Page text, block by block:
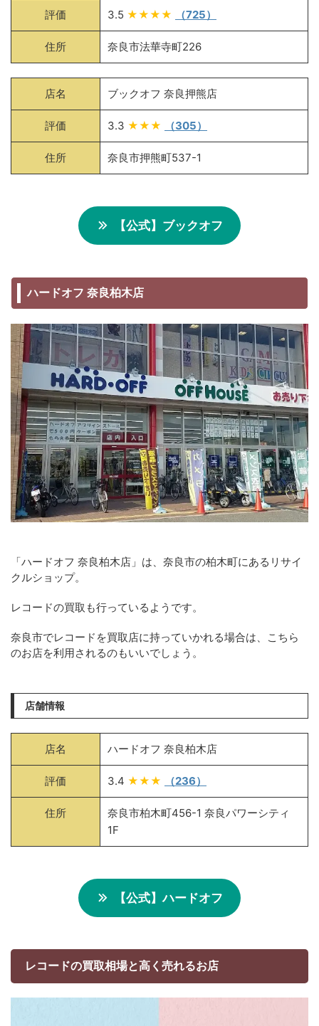
評価 3.5 ★★★★ （725）
住所 奈良市法華寺町226
店名 ブックオフ 奈良押熊店
評価 3.3 ★★★ （305）
住所 奈良市押熊町537-1
【公式】ブックオフ
ハードオフ 奈良柏木店
「ハードオフ 奈良柏木店」は、奈良市の柏木町にあるリサイ
クルショップ。
レコードの買取も行っているようです。
奈良市でレコードを買取店に持っていかれる場合は、こちら
のお店を利用されるのもいいでしょう。
店舗情報
店名 ハードオフ 奈良柏木店
評価 3.4 ★★★ （236）
住所
奈良市柏木町456-1 奈良パワーシティ
1F
【公式】ハードオフ
レコードの買取相場と高く売れるお店